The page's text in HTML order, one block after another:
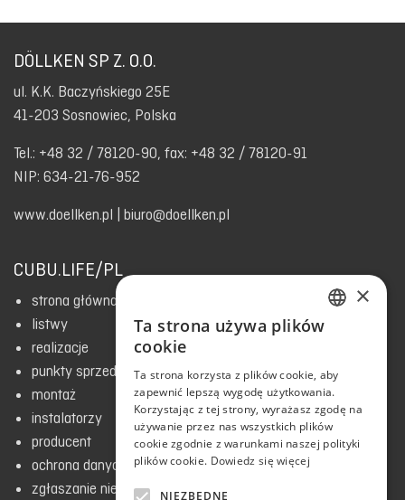
DÖLLKEN SP Z. O.O.
ul. K.K. Baczyńskiego 25E
41-203 Sosnowiec, Polska
Tel.: +48 32 / 78120-90, fax: +48 32 / 78120-91
NIP: 634-21-76-952
www.doellken.pl biuro@doellken.pl
CUBU.LIFE/PL
strona główna
listwy
realizacje
punkty sprzedaży
montaż
instalatorzy
producent
ochrona danych i polityka prywatności
zgłaszanie nieprawidłowości
ENGLISH
POLISH
CZECH
ESTONIAN
×
Ta strona używa plików
cookie
Ta strona korzysta z plików cookie, aby
zapewnić lepszą wygodę użytkowania.
Korzystając z tej strony, wyrażasz zgodę na
używanie przez nas wszystkich plików
cookie zgodnie z warunkami naszej polityki
plików cookie. Dowiedz się więcej
NIEZBĘDNE